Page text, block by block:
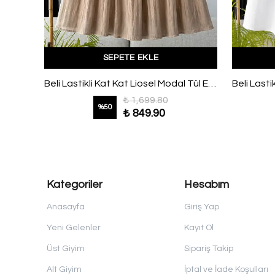
SEPETE EKLE
Beli Lastikli Kat Kat Liosel Modal Tül Etek Vizon
%50
₺ 1,699.80
₺ 849.90
Kategoriler
Anasayfa
Yeni Gelenler
Üst Giyim
Alt Giyim
Hesabım
Giriş Yap
Kayıt Ol
Sipariş Takip
İptal ve İade Koşulları